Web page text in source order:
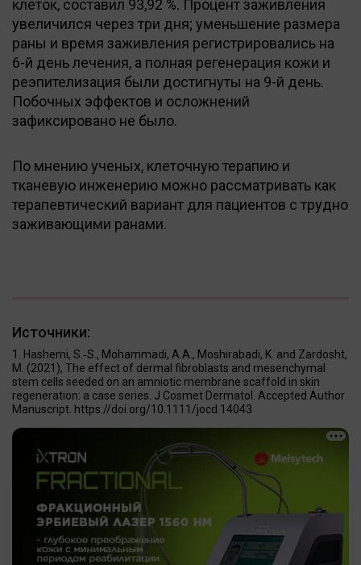
клеток, составил 93,92 %. Процент заживления
увеличился через три дня; уменьшение размера
раны и время заживления регистрировались на
6-й день лечения, а полная регенерация кожи и
реэпителизация были достигнуты на 9-й день.
Побочных эффектов и осложнений
зафиксировано не было.
По мнению ученых, клеточную терапию и
тканевую инженерию можно рассматривать как
терапевтический вариант для пациентов с трудно
заживающими ранами.
Источники:
Hashemi, S.‐S., Mohammadi, A.A., Moshirabadi, K. and Zardosht,
M. (2021), The effect of dermal fibroblasts and mesenchymal
stem cells seeded on an amniotic membrane scaffold in skin
regeneration: a case series. J Cosmet Dermatol. Accepted Author
Manuscript. https://doi.org/10.1111/jocd.14043